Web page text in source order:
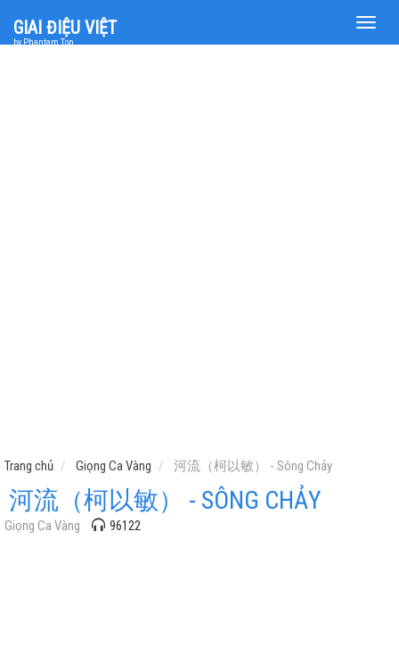
Toggle
GIAI ĐIỆU VIỆT
by Phantam Top
Trang chủ Giọng Ca Vàng 河流（柯以敏） - Sông Chảy
河流（柯以敏） - SÔNG CHẢY
Giọng Ca Vàng 96122